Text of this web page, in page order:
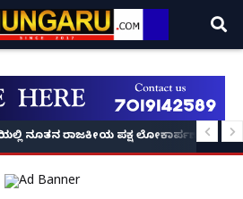
ಗಿನ್ನಿಸ್ ವಿಶ್ವ ದಾಖಲೆ ಬರೆದ ಭಾರತದ ರೇಣು
ನೂತನ ರಾಜಕೀಯ ಪಕ್ಷ ಲೋಕಾರ್ಪಣೆ – ನಟ